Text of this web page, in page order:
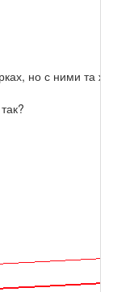
но с ними та